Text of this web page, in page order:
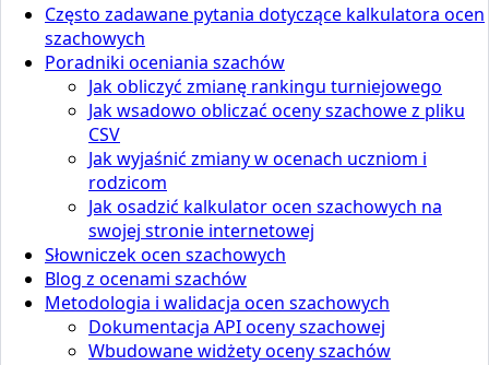
Często zadawane pytania dotyczące kalkulatora ocen
szachowych
Poradniki oceniania szachów
Jak obliczyć zmianę rankingu turniejowego
Jak wsadowo obliczać oceny szachowe z pliku
CSV
Jak wyjaśnić zmiany w ocenach uczniom i
rodzicom
Jak osadzić kalkulator ocen szachowych na
swojej stronie internetowej
Słowniczek ocen szachowych
Blog z ocenami szachów
Metodologia i walidacja ocen szachowych
Dokumentacja API oceny szachowej
Wbudowane widżety oceny szachów